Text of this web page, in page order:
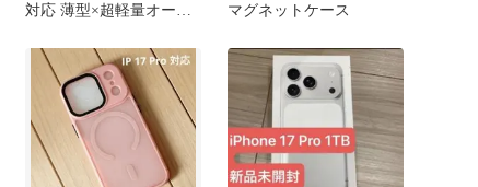
対応 薄型×超軽量オープ
マグネットケース